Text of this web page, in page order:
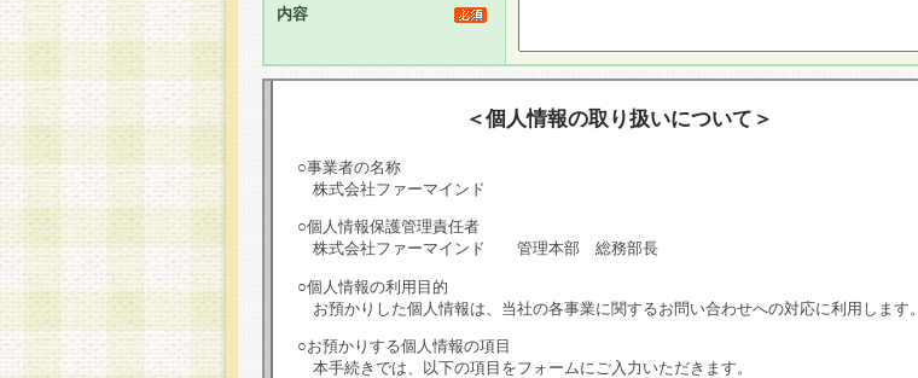
内容
＜個人情報の取り扱いについて＞
○事業者の名称
株式会社ファーマインド
○個人情報保護管理責任者
株式会社ファーマインド 管理本部 総務部長
○個人情報の利用目的
お預かりした個人情報は、当社の各事業に関するお問い合わせへの対応に利用します。
○お預かりする個人情報の項目
本手続きでは、以下の項目をフォームにご入力いただきます。